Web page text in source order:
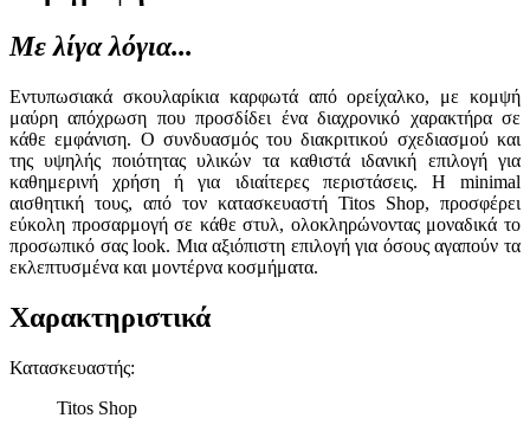
Με λίγα λόγια...
Εντυπωσιακά σκουλαρίκια καρφωτά από ορείχαλκο, με κομψή
μαύρη απόχρωση που προσδίδει ένα διαχρονικό χαρακτήρα σε
κάθε εμφάνιση. Ο συνδυασμός του διακριτικού σχεδιασμού και
της υψηλής ποιότητας υλικών τα καθιστά ιδανική επιλογή για
καθημερινή χρήση ή για ιδιαίτερες περιστάσεις. Η minimal
αισθητική τους, από τον κατασκευαστή Titos Shop, προσφέρει
εύκολη προσαρμογή σε κάθε στυλ, ολοκληρώνοντας μοναδικά το
προσωπικό σας look. Μια αξιόπιστη επιλογή για όσους αγαπούν τα
εκλεπτυσμένα και μοντέρνα κοσμήματα.
Χαρακτηριστικά
Κατασκευαστής:
Titos Shop